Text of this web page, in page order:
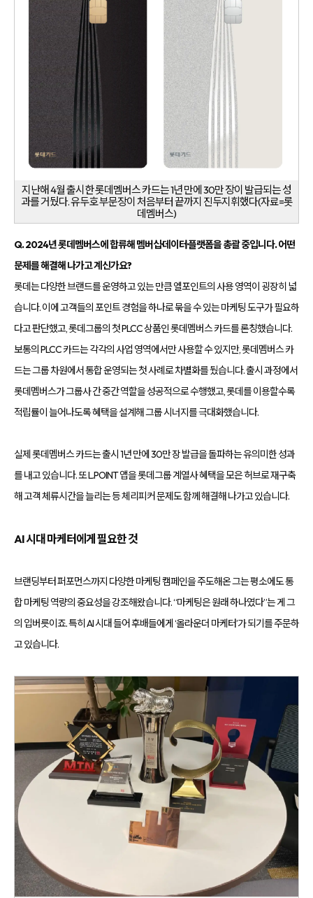
지난해 4월 출시한 롯데멤버스 카드는 1년 만에 30만 장이 발급되는 성
과를 거뒀다. 유두호 부문장이 처음부터 끝까지 진두지휘했다(자료=롯
데멤버스)
Q. 2024년 롯데멤버스에 합류해 멤버십·데이터·플랫폼을 총괄 중입니다. 어떤
문제를 해결해 나가고 계신가요?
롯데는 다양한 브랜드를 운영하고 있는 만큼 엘포인트의 사용 영역이 굉장히 넓
습니다. 이에 고객들의 포인트 경험을 하나로 묶을 수 있는 마케팅 도구가 필요하
다고 판단했고, 롯데그룹의 첫 PLCC 상품인 롯데멤버스 카드를 론칭했습니다.
보통의 PLCC 카드는 각각의 사업 영역에서만 사용할 수 있지만, 롯데멤버스 카
드는 그룹 차원에서 통합 운영되는 첫 사례로 차별화를 뒀습니다. 출시 과정에서
롯데멤버스가 그룹사 간 중간 역할을 성공적으로 수행했고, 롯데를 이용할수록
적립률이 늘어나도록 혜택을 설계해 그룹 시너지를 극대화했습니다.
실제 롯데멤버스 카드는 출시 1년 만에 30만 장 발급을 돌파하는 유의미한 성과
를 내고 있습니다. 또 L.POINT 앱을 롯데그룹 계열사 혜택을 모은 허브로 재구축
해 고객 체류시간을 늘리는 등 체리피커 문제도 함께 해결해 나가고 있습니다.
AI 시대 마케터에게 필요한 것
브랜딩부터 퍼포먼스까지 다양한 마케팅 캠페인을 주도해온 그는 평소에도 통
합 마케팅 역량의 중요성을 강조해왔습니다. “마케팅은 원래 하나였다”는 게 그
의 입버릇이죠. 특히 AI 시대 들어 후배들에게 ‘올라운더 마케터’가 되기를 주문하
고 있습니다.